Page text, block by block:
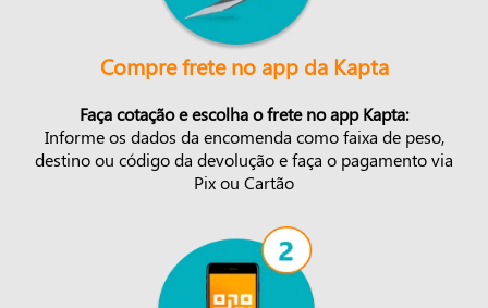
Compre frete no app da Kapta
Faça cotação e escolha o frete no app Kapta:
Informe os dados da encomenda como faixa de peso,
destino ou código da devolução e faça o pagamento via
Pix ou Cartão